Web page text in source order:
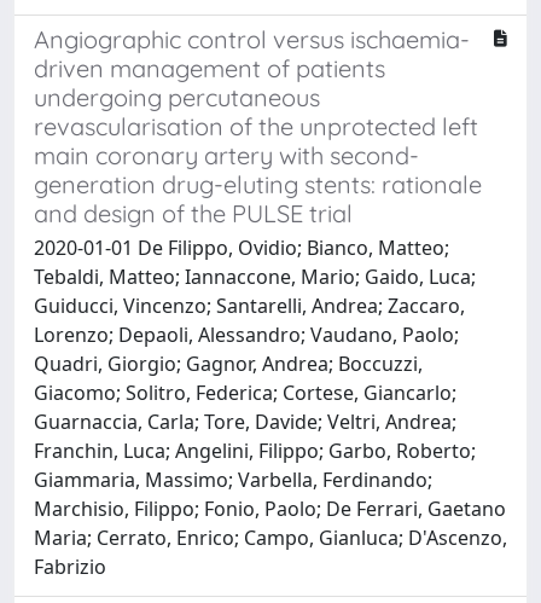
Angiographic control versus ischaemia-
driven management of patients
undergoing percutaneous
revascularisation of the unprotected left
main coronary artery with second-
generation drug-eluting stents: rationale
and design of the PULSE trial
2020-01-01 De Filippo, Ovidio; Bianco, Matteo;
Tebaldi, Matteo; Iannaccone, Mario; Gaido, Luca;
Guiducci, Vincenzo; Santarelli, Andrea; Zaccaro,
Lorenzo; Depaoli, Alessandro; Vaudano, Paolo;
Quadri, Giorgio; Gagnor, Andrea; Boccuzzi,
Giacomo; Solitro, Federica; Cortese, Giancarlo;
Guarnaccia, Carla; Tore, Davide; Veltri, Andrea;
Franchin, Luca; Angelini, Filippo; Garbo, Roberto;
Giammaria, Massimo; Varbella, Ferdinando;
Marchisio, Filippo; Fonio, Paolo; De Ferrari, Gaetano
Maria; Cerrato, Enrico; Campo, Gianluca; D'Ascenzo,
Fabrizio